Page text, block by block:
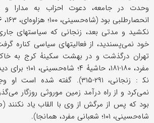
وحدت در جامعه، دعوت احزاب به مدارا و
نکشید و مدتی بعد، زنجانی که سیاستهای
تهران درگذشت و در بهشت سکینۀ کرج به
مفرد، ۱۸۰-۱۸۱،
نک‍ : زنجانی، ۲۹۱-۳۱۵). گفته
نمی‌کرد و از راه درآمد زمین موروثی روزگار
شاه‌حسینی، ۱۰۱؛ شعبانی مفرد، همانجا).